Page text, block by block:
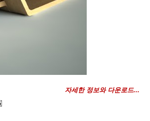
자세한 정보와 다운로드...